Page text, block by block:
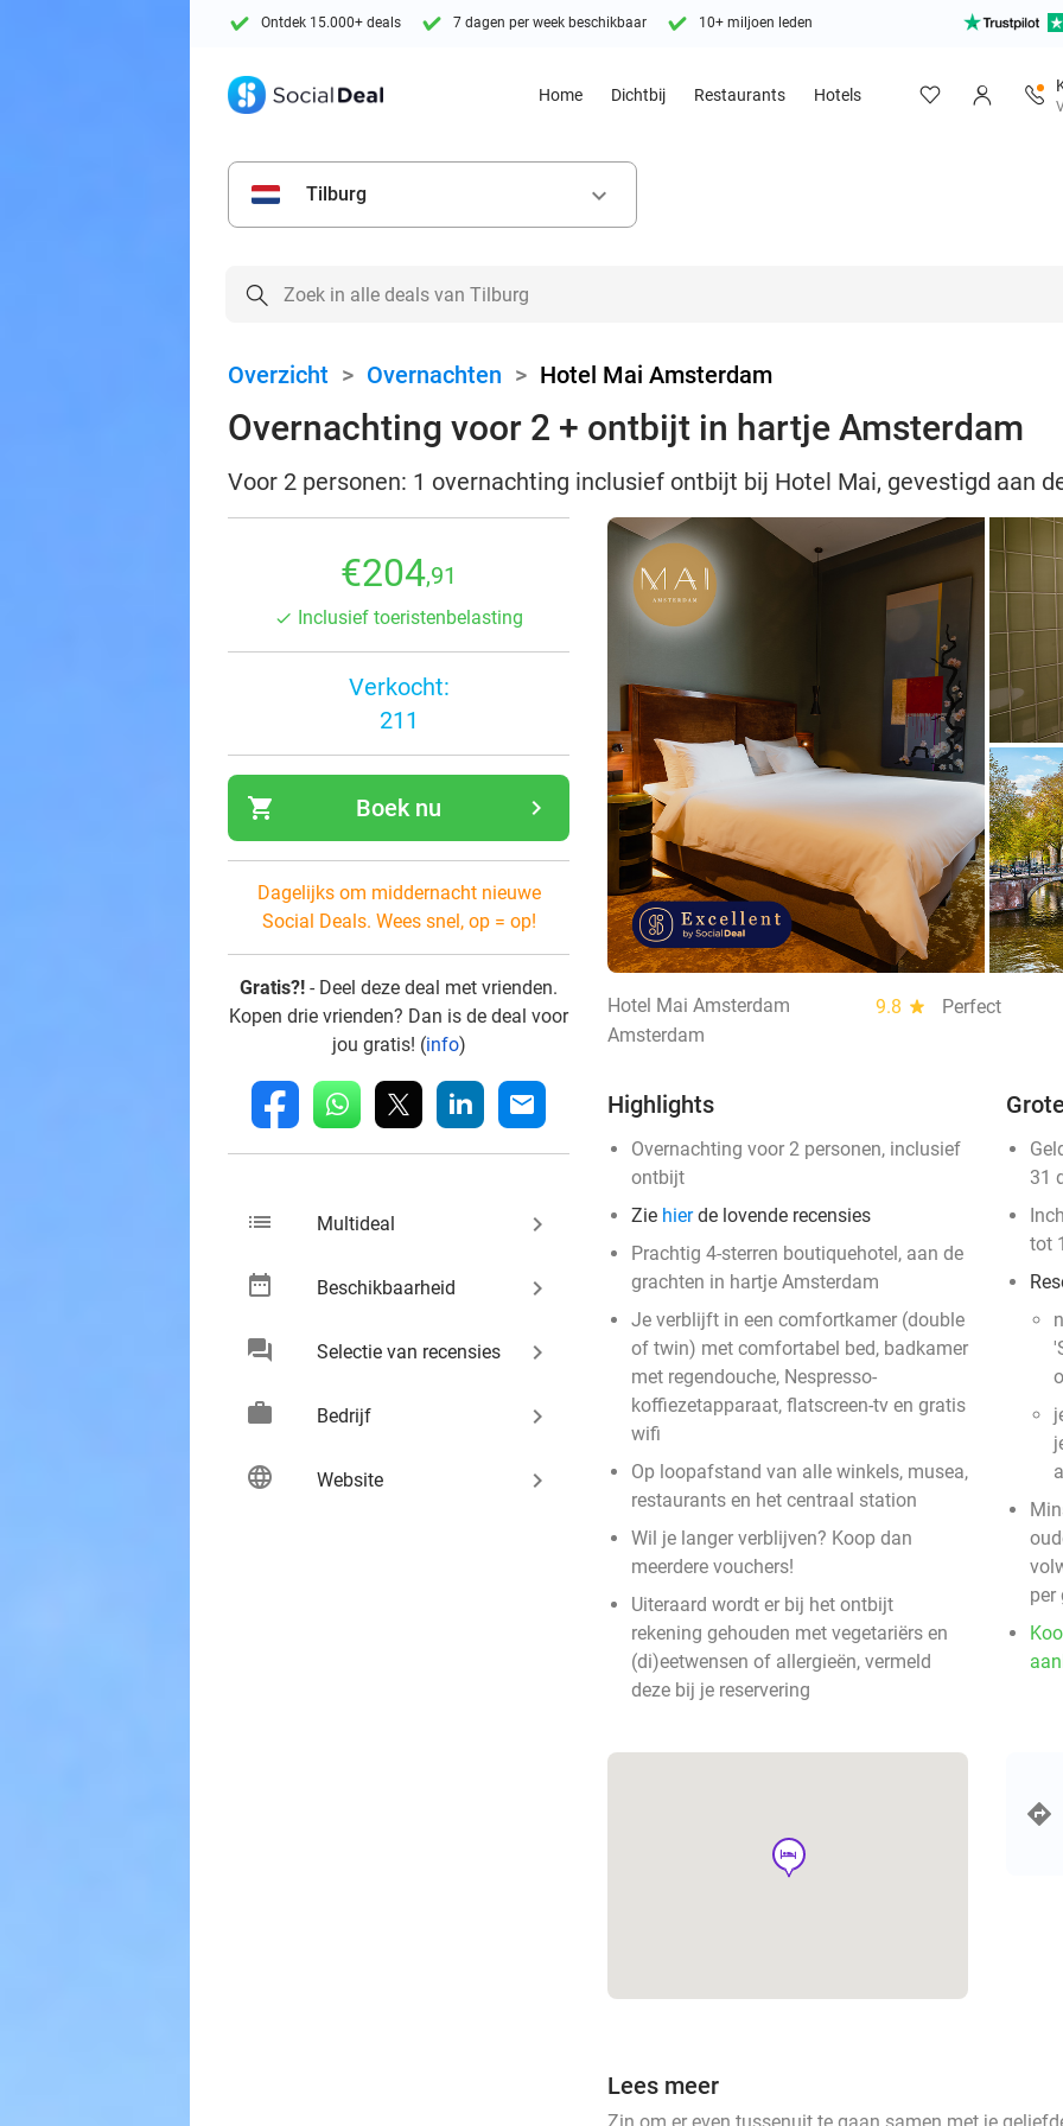
Ontdek 15.000+ deals 7 dagen per week beschikbaar 10+ miljoen leden
Home Dichtbij Restaurants Hotels
Tilburg keyboard_arrow_down
Overzicht > Overnachten > Hotel Mai Amsterdam
Overnachting voor 2 + ontbijt in hartje Amsterdam
Voor 2 personen: 1 overnachting inclusief ontbijt bij Hotel Mai, gevestigd aan
€204,91
Inclusief toeristenbelasting
Verkocht:
211
shopping_cart navigate_next
Boek nu
Dagelijks om middernacht nieuwe
Social Deals. Wees snel, op = op!
Gratis?! - Deel deze deal met vrienden.
Kopen drie vrienden? Dan is de deal voor
jou gratis! (info)
fb whatsapp linkedin mail
list Multideal keyboard_arrow_right
date_range Beschikbaarheid keyboard_arrow_right
chat Selectie van recensies keyboard_arrow_right
work Bedrijf keyboard_arrow_right
language Website keyboard_arrow_right
Hotel Mai Amsterdam 9.8 star
Perfect
Amsterdam
Highlights
Overnachting voor 2 personen, inclusief
ontbijt
Zie hierde lovende recensies
Prachtig 4-sterren boutiquehotel, aan de
grachten in hartje Amsterdam
Je verblijft in een comfortkamer (double
of twin) met comfortabel bed, badkamer
met regendouche, Nespresso-
koffiezetapparaat, flatscreen-tv en gratis
wifi
Op loopafstand van alle winkels, musea,
restaurants en het centraal station
Wil je langer verblijven? Koop dan
meerdere vouchers!
Uiteraard wordt er bij het ontbijt
rekening gehouden met vegetariërs en
(di)eetwensen of allergieën, vermeld
deze bij je reservering
31
tot
per
hotel
Lees meer